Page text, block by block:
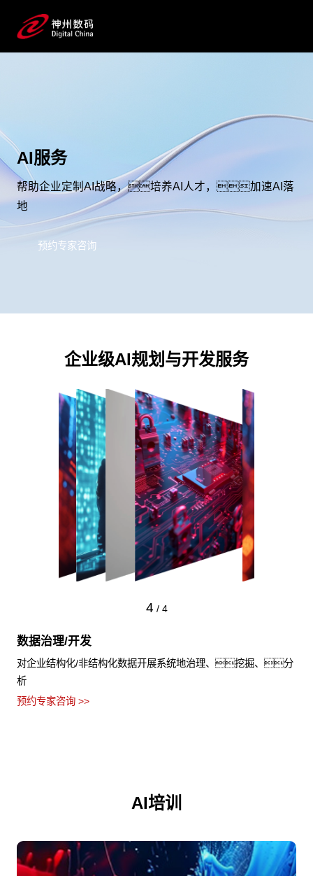
AI服务
帮助企业定制AI战略，培养AI人才，加速AI落
地
预约专家咨询
企业级AI规划与开发服务
4 / 4
数据治理/开发
对企业结构化/非结构化数据开展系统地治理、挖掘、分
析
预约专家咨询 >>
AI培训